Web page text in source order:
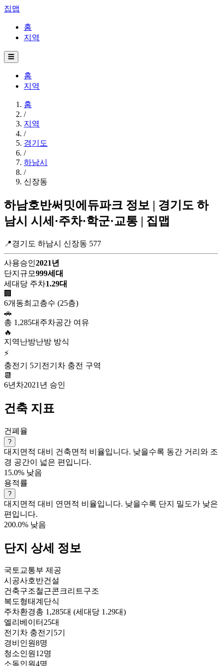
집맵
홈
지역
☰
홈
지역
홈
/
지역
/
경기도
/
하남시
/
신장동
하남호반써밋에듀파크 정보 | 경기도 하
남시 시세·주차·학군·교통 | 집맵
📍경기도 하남시 신장동 577
사용승인2021년
단지규모999세대
세대당 주차1.29대
🏢
6개동최고층수 (25층)
🚗
총 1,285대 주차공간 여유
🔥
지역난방난방 방식
⚡
충전기 5기 전기차 충전 구역
📆
6년차2021년 승인
건축 지표
건폐율
?
대지면적 대비 건축면적 비율입니다. 낮을수록 동간 거리와 조
경 공간이 넓은 편입니다.
15.0% 낮음
용적률
?
대지면적 대비 연면적 비율입니다. 낮을수록 단지 밀도가 낮은
편입니다.
200.0% 낮음
단지 상세 정보
국토교통부 제공
시공사호반건설
건축구조철근콘크리트구조
복도형태계단식
주차환경총 1,285대 (세대당 1.29대)
엘리베이터25대
전기차 충전기 5기
경비인원8명
청소인원12명
소독인원4명